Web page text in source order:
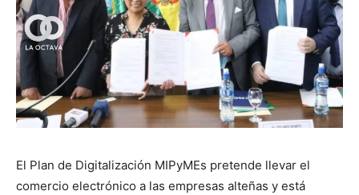
El Plan de Digitalización MIPyMEs pretende llevar el
comercio electrónico a las empresas alteñas y está